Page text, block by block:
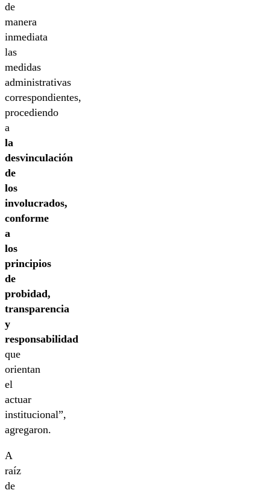
de
manera
inmediata
las
medidas
administrativas
correspondientes,
procediendo
a
la
desvinculación
de
los
involucrados,
conforme
a
los
principios
de
probidad,
transparencia
y
responsabilidad
que
orientan
el
actuar
institucional”,
agregaron.
A
raíz
de